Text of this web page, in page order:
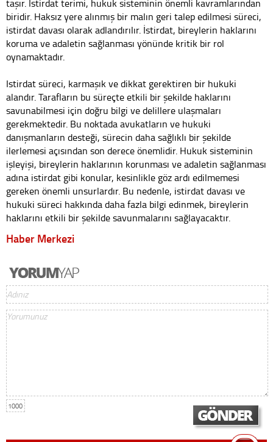
taşır. İstirdat terimi, hukuk sisteminin önemli kavramlarından
biridir. Haksız yere alınmış bir malın geri talep edilmesi süreci,
istirdat davası olarak adlandırılır. İstirdat, bireylerin haklarını
koruma ve adaletin sağlanması yönünde kritik bir rol
oynamaktadır.
Istirdat süreci, karmaşık ve dikkat gerektiren bir hukuki
alandır. Tarafların bu süreçte etkili bir şekilde haklarını
savunabilmesi için doğru bilgi ve delillere ulaşmaları
gerekmektedir. Bu noktada avukatların ve hukuki
danışmanların desteği, sürecin daha sağlıklı bir şekilde
ilerlemesi açısından son derece önemlidir. Hukuk sisteminin
işleyişi, bireylerin haklarının korunması ve adaletin sağlanması
adına istirdat gibi konular, kesinlikle göz ardı edilmemesi
gereken önemli unsurlardır. Bu nedenle, istirdat davası ve
hukuki süreci hakkında daha fazla bilgi edinmek, bireylerin
haklarını etkili bir şekilde savunmalarını sağlayacaktır.
Haber Merkezi
1000